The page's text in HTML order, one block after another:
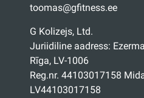
toomas@gfitness.ee
G Kolizejs, Ltd.
Juriidiline aadress:
Rīga, LV-1006
Reg.nr. 44103017158
LV44103017158